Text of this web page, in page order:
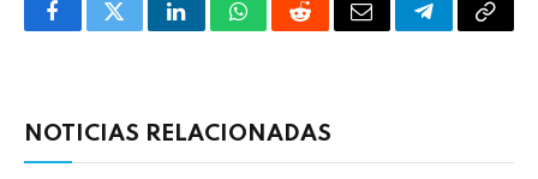
FacebookTwitterLinkedInWhatsAppRedditCorreoTelegrama
NOTICIAS RELACIONADAS